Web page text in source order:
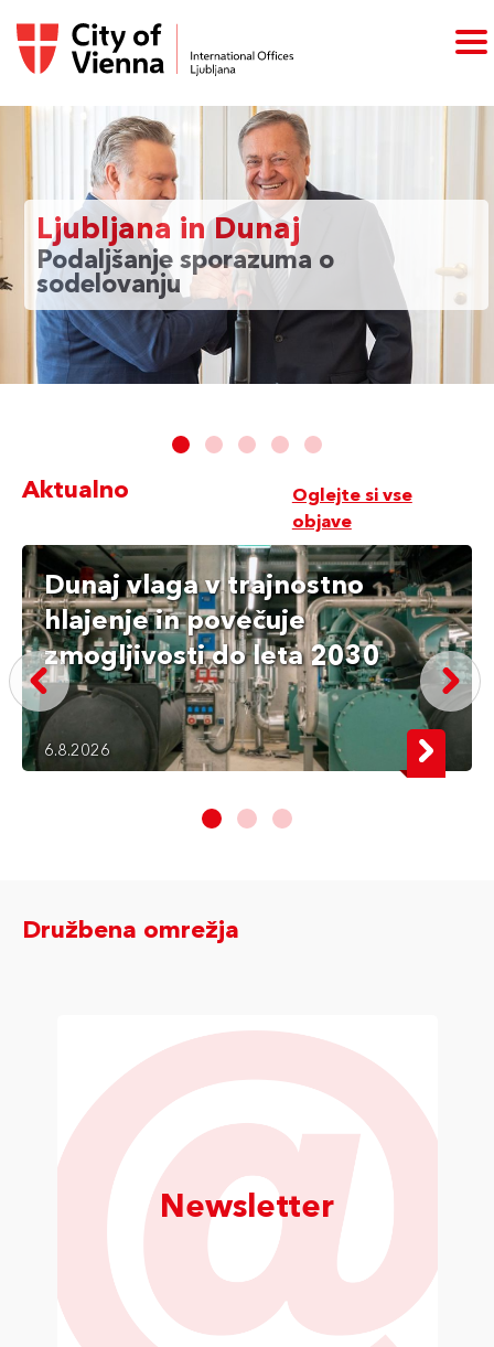
Ljubljana in Dunaj
Podaljšanje sporazuma o
sodelovanju
Aktualno
Oglejte si vse
objave
​Dunaj vlaga v trajnostno
hlajenje in povečuje
zmogljivosti do leta 2030
6.8.2026
Družbena omrežja
Newsletter